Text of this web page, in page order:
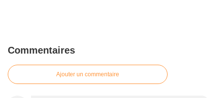
Commentaires
Ajouter un commentaire